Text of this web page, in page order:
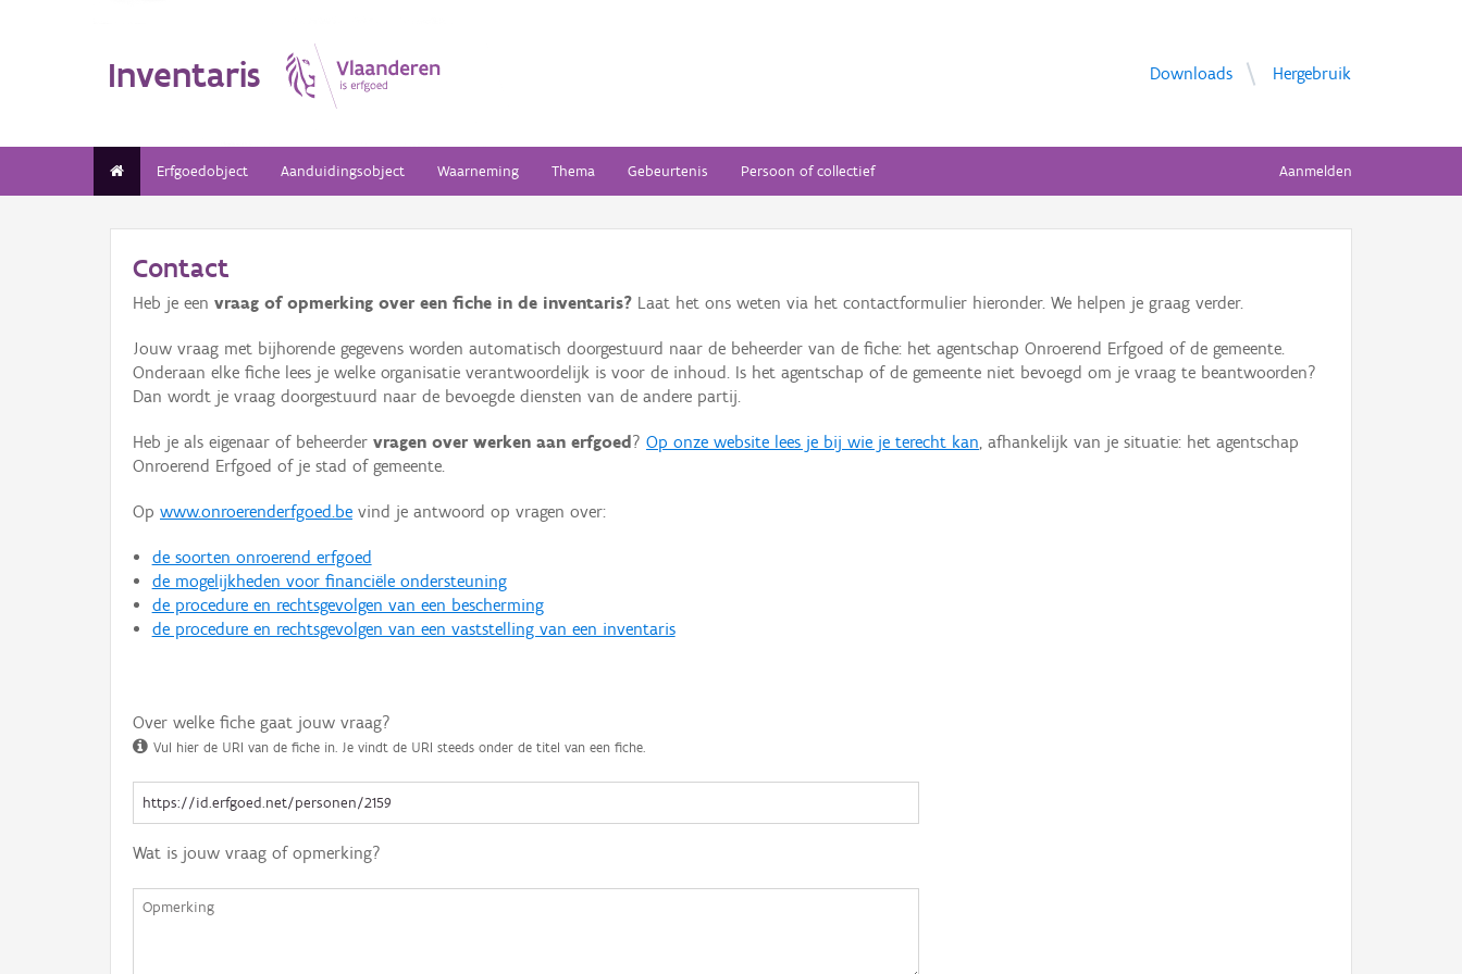
Inventaris Downloads Hergebruik
Erfgoedobject Aanduidingsobject Waarneming Thema Gebeurtenis Persoon of collectief Aanmelden
Contact
Heb je een vraag of opmerking over een fiche in de inventaris? Laat het ons weten via het contactformulier hieronder. We helpen je graag verder.
Jouw vraag met bijhorende gegevens worden automatisch doorgestuurd naar de beheerder van de fiche: het agentschap Onroerend Erfgoed of de gemeente.
Onderaan elke fiche lees je welke organisatie verantwoordelijk is voor de inhoud. Is het agentschap of de gemeente niet bevoegd om je vraag te beantwoorden?
Dan wordt je vraag doorgestuurd naar de bevoegde diensten van de andere partij.
Heb je als eigenaar of beheerder vragen over werken aan erfgoed ? Op onze website lees je bij wie je terecht kan, afhankelijk van je situatie: het agentschap
Onroerend Erfgoed of je stad of gemeente.
Op www.onroerenderfgoed.be vind je antwoord op vragen over:
de soorten onroerend erfgoed
de mogelijkheden voor financiële ondersteuning
de procedure en rechtsgevolgen van een bescherming
de procedure en rechtsgevolgen van een vaststelling van een inventaris
Over welke fiche gaat jouw vraag?
Vul hier de URI van de fiche in. Je vindt de URI steeds onder de titel van een fiche.
Wat is jouw vraag of opmerking?